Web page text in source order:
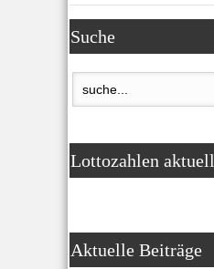
Suche
Lottozahlen aktuell
Aktuelle Beiträge